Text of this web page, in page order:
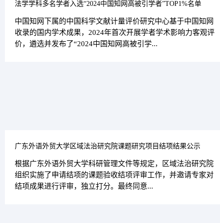
法学学科多名学者入选“2024中国知网高被引学者”TOP1%名单
中国知网下属的中国科学文献计量评价研究中心基于中国知网
收录的国内学术成果，2024年首次开展学者学术影响力客观评
价，遴选并发布了“2024中国知网高被引学...
广东外语外贸大学区域法治研究院课题研究项目结项结果公示
​根据广东外语外贸大学科研管理文件等规定，区域法治研究院
组织实施了申请结项的课题验收结项评审工作，并邀请专家对
结项成果进行评审，独立打分。最终同意...